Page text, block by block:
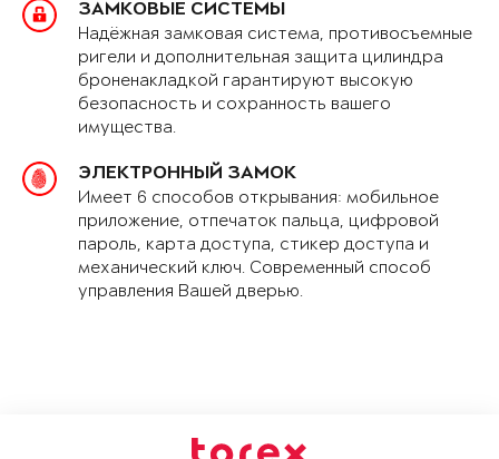
ЗАМКОВЫЕ СИСТЕМЫ
Надёжная замковая система, противосъемные
ригели и дополнительная защита цилиндра
броненакладкой гарантируют высокую
безопасность и сохранность вашего
имущества.
ЭЛЕКТРОННЫЙ ЗАМОК
Имеет 6 способов открывания: мобильное
приложение, отпечаток пальца, цифровой
пароль, карта доступа, стикер доступа и
механический ключ. Современный способ
управления Вашей дверью.